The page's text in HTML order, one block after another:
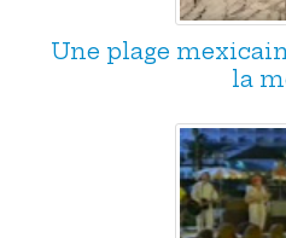
Une plage
la